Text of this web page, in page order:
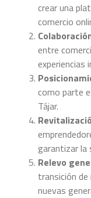
crear una
comercio
entre
experiencias
como parte
Tájar.
garantizar la
Relevo
transición
nuevas